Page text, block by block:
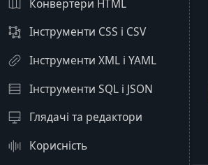
Конвертери HTML
Інструменти CSS і CSV
Інструменти XML і YAML
Інструменти SQL і JSON
Глядачі та редактори
Корисність